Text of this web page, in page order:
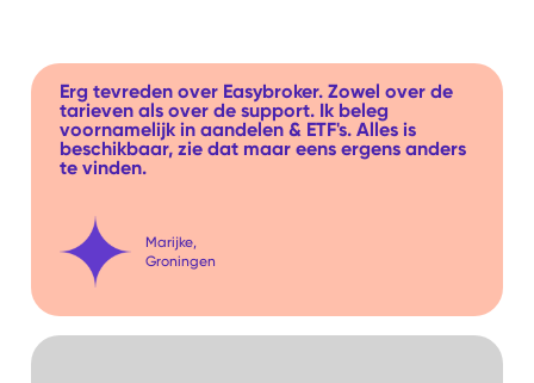
Erg tevreden over Easybroker. Zowel over de
tarieven als over de support. Ik beleg
voornamelijk in aandelen & ETF's. Alles is
beschikbaar, zie dat maar eens ergens anders
te vinden.
Marijke,
Groningen